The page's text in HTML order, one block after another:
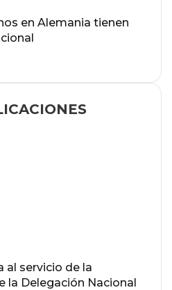
en Alemania tienen
al servicio de la
la Delegación Nacional